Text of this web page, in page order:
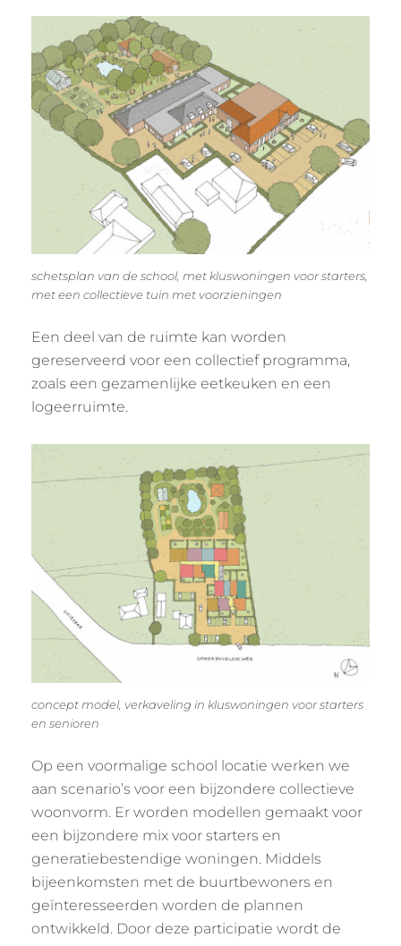
schetsplan van de school, met kluswoningen voor starters,
met een collectieve tuin met voorzieningen
Een deel van de ruimte kan worden
gereserveerd voor een collectief programma,
zoals een gezamenlijke eetkeuken en een
logeerruimte.
concept model, verkaveling in kluswoningen voor starters
en senioren
Op een voormalige school locatie werken we
aan scenario’s voor een bijzondere collectieve
woonvorm. Er worden modellen gemaakt voor
een bijzondere mix voor starters en
generatiebestendige woningen. Middels
bijeenkomsten met de buurtbewoners en
geïnteresseerden worden de plannen
ontwikkeld. Door deze participatie wordt de